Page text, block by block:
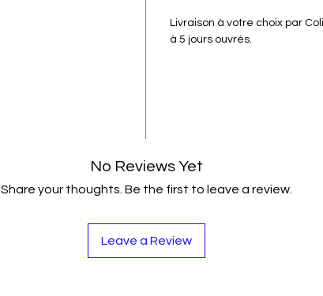
Livraison à votre choix par
à 5 jours ouvrés.
No Reviews Yet
Share your thoughts. Be the first to leave a review.
Leave a Review